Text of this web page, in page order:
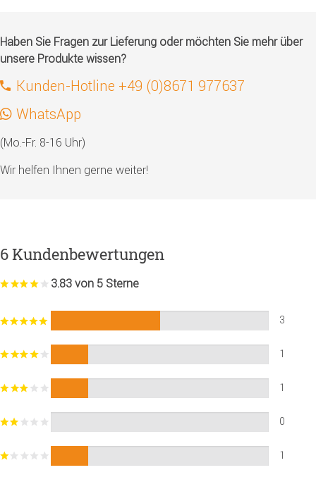
Haben Sie Fragen zur Lieferung oder möchten Sie mehr über
unsere Produkte wissen?
Kunden-Hotline +49 (0)8671 977637
WhatsApp
(Mo.-Fr. 8-16 Uhr)
Wir helfen Ihnen gerne weiter!
6 Kundenbewertungen
3.83 von 5 Sterne
3
1
1
0
1